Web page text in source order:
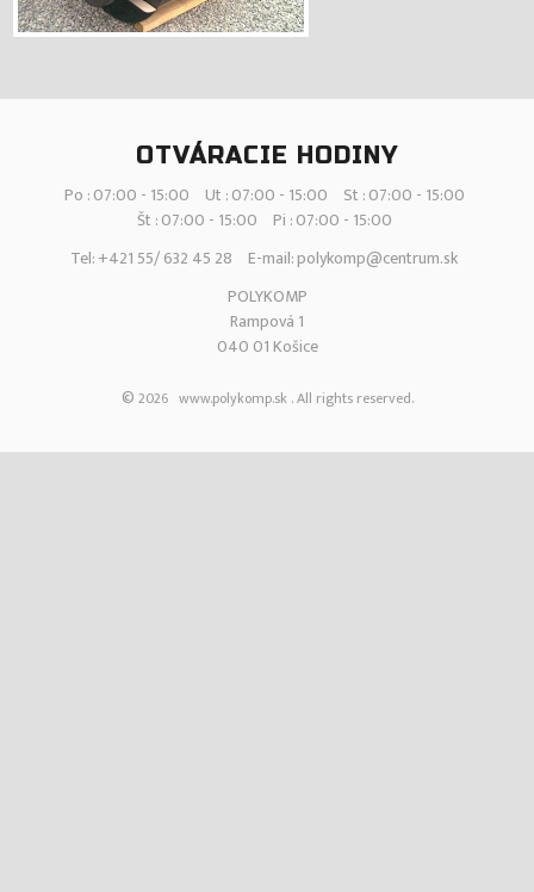
OTVÁRACIE HODINY
Po : 07:00 - 15:00 Ut : 07:00 - 15:00
St : 07:00 - 15:00
Št : 07:00 - 15:00
Pi : 07:00 - 15:00
Tel:+421 55/ 632 45 28 E-mail:polykomp@centrum.sk
POLYKOMP
Rampová 1
040 01 Košice
© 2026www.polykomp.sk . All rights reserved.